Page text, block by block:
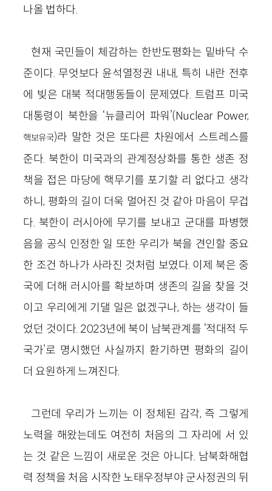
나올 법하다.
현재 국민들이 체감하는 한반도평화는 밑바닥 수
준이다. 무엇보다 윤석열정권 내내, 특히 내란 전후
에 빚은 대북 적대행동들이 문제였다. 트럼프 미국
대통령이 북한을 ‘뉴클리어 파워’(Nuclear Power,
핵보유국)라 말한 것은 또다른 차원에서 스트레스를
준다. 북한이 미국과의 관계정상화를 통한 생존 정
책을 접은 마당에 핵무기를 포기할 리 없다고 생각
하니, 평화의 길이 더욱 멀어진 것 같아 마음이 무겁
다. 북한이 러시아에 무기를 보내고 군대를 파병했
음을 공식 인정한 일 또한 우리가 북을 견인할 중요
한 조건 하나가 사라진 것처럼 보였다. 이제 북은 중
국에 더해 러시아를 확보하며 생존의 길을 찾을 것
이고 우리에게 기댈 일은 없겠구나, 하는 생각이 들
었던 것이다. 2023년에 북이 남북관계를 ‘적대적 두
국가’로 명시했던 사실까지 환기하면 평화의 길이
더 요원하게 느껴진다.
그런데 우리가 느끼는 이 정체된 감각, 즉 그렇게
노력을 해왔는데도 여전히 처음의 그 자리에 서 있
는 것 같은 느낌이 새로운 것은 아니다. 남북화해협
력 정책을 처음 시작한 노태우정부야 군사정권의 뒤